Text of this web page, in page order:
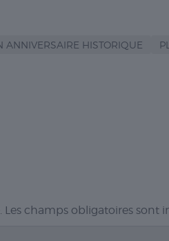
ANNIVERSAIRE HISTORIQUE
Les champs obligatoires sont